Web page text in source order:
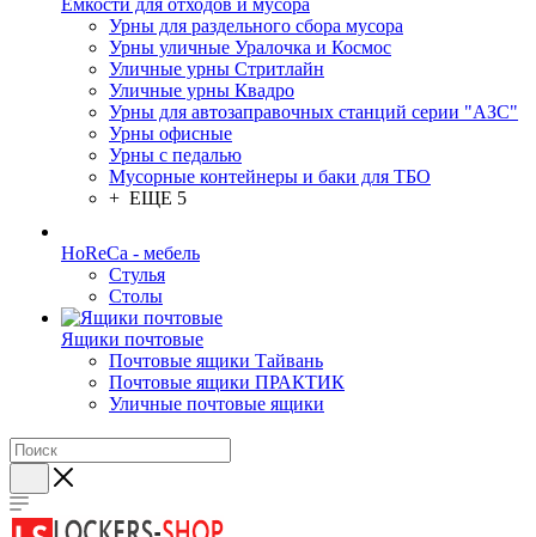
Емкости для отходов и мусора
Урны для раздельного сбора мусора
Урны уличные Уралочка и Космос
Уличные урны Стритлайн
Уличные урны Квадро
Урны для автозаправочных станций серии "АЗС"
Урны офисные
Урны с педалью
Мусорные контейнеры и баки для ТБО
+ ЕЩЕ 5
HoReCa - мебель
Стулья
Столы
Ящики почтовые
Почтовые ящики Тайвань
Почтовые ящики ПРАКТИК
Уличные почтовые ящики